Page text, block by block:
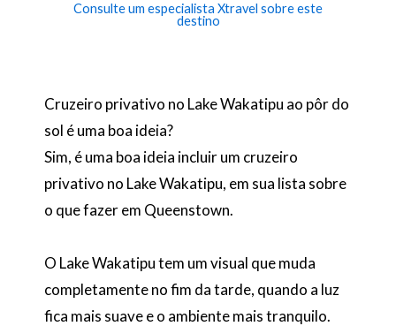
Consulte um especialista Xtravel sobre este
destino
Cruzeiro privativo no Lake Wakatipu ao pôr do
sol é uma boa ideia?
Sim, é uma boa ideia incluir um cruzeiro
privativo no Lake Wakatipu, em sua lista sobre
o que fazer em Queenstown.
O Lake Wakatipu tem um visual que muda
completamente no fim da tarde, quando a luz
fica mais suave e o ambiente mais tranquilo.